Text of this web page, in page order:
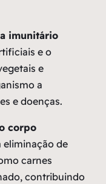
imunitário
e o
e
a
e doenças.
corpo
de
carnes
contribuindo